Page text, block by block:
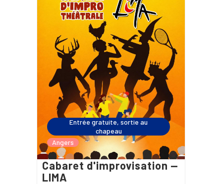
Entrée gratuite, sortie au
chapeau
Angers
Cabaret d'improvisation —
LIMA